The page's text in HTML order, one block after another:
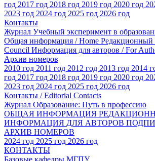
год 2017 год 2018 год 2019 год 2020 год
2023 год 2024 год 2025 год 2026 год
Контакты
Журнал Учебный эксперимент в
Общая информация / Home Редакционный
Council Информация для авторов / For
Архив номеров
2010 год 2011 год 2012 год 2013 год 2014
год 2017 год 2018 год 2019 год 2020 год
2023 год 2024 год 2025 год 2026 год
Контакты / Editorial Contacts
Журнал Образование: Путь в профессию
ОБЩАЯ ИНФОРМАЦИЯ
ИНФОРМАЦИЯ ДЛЯ АВТОРОВ
АРХИВ НОМЕРОВ
2024 год 2025 год 2026 год
КОНТАКТЫ
Базовые кафедры МГПУ